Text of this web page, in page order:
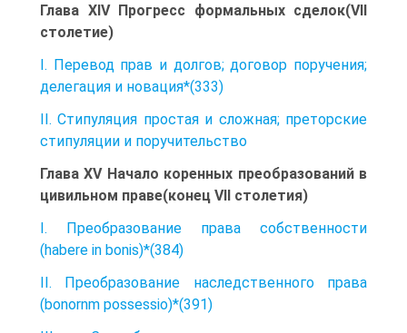
Глава XIV Прогресс формальных сделок(VII
столетие)
I. Перевод прав и долгов; договор поручения;
делегация и новация*(333)
II. Стипуляция простая и сложная; преторские
стипуляции и поручительство
Глава XV Начало коренных преобразований в
цивильном праве(конец VII столетия)
I. Преобразование права собственности
(habere in bonis)*(384)
II. Преобразование наследственного права
(bonornm possessio)*(391)